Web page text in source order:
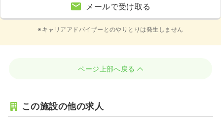
メールで受け取る
※キャリアアドバイザーとのやりとりは発生しません
ページ上部へ戻る
この施設の他の求人